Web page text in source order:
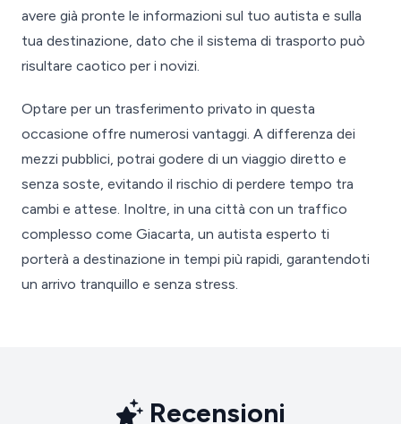
avere già pronte le informazioni sul tuo autista e sulla
tua destinazione, dato che il sistema di trasporto può
risultare caotico per i novizi.
Optare per un trasferimento privato in questa
occasione offre numerosi vantaggi. A differenza dei
mezzi pubblici, potrai godere di un viaggio diretto e
senza soste, evitando il rischio di perdere tempo tra
cambi e attese. Inoltre, in una città con un traffico
complesso come Giacarta, un autista esperto ti
porterà a destinazione in tempi più rapidi, garantendoti
un arrivo tranquillo e senza stress.
Recensioni